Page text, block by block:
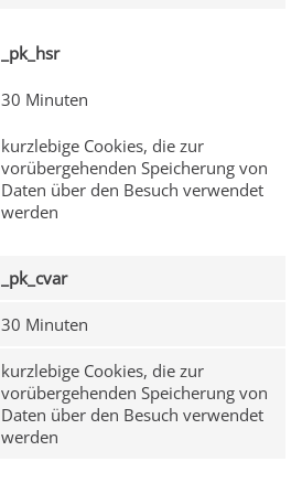
_pk_hsr
30 Minuten
kurzlebige Cookies, die zur
vorübergehenden Speicherung von
Daten über den Besuch verwendet
werden
_pk_cvar
30 Minuten
kurzlebige Cookies, die zur
vorübergehenden Speicherung von
Daten über den Besuch verwendet
werden